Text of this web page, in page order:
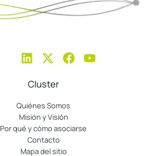
Cluster
Quiénes Somos
Misión y Visión
Por qué y cómo asociarse
Contacto
Mapa del sitio